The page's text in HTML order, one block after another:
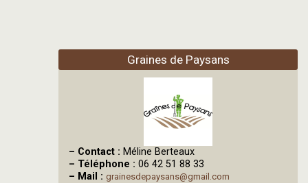
Graines de Paysans
– Contact : Méline Berteaux
– Téléphone : 06 42 51 88 33
– Mail : grainesdepaysans@gmail.com